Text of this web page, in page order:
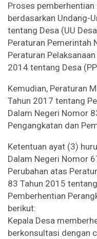
Proses
berdasarkan Undang-
tentang Desa (UU
Peraturan Pemerintah
Peraturan
2014 tentang Desa
Kemudian, Peraturan
Tahun 2017 tentang
Dalam Negeri Nomor
Pengangkatan dan
Ketentuan ayat (3)
Dalam Negeri Nomor
Perubahan atas
83 Tahun 2015
Pemberhentian
berikut:
Kepala Desa
berkonsultasi dengan